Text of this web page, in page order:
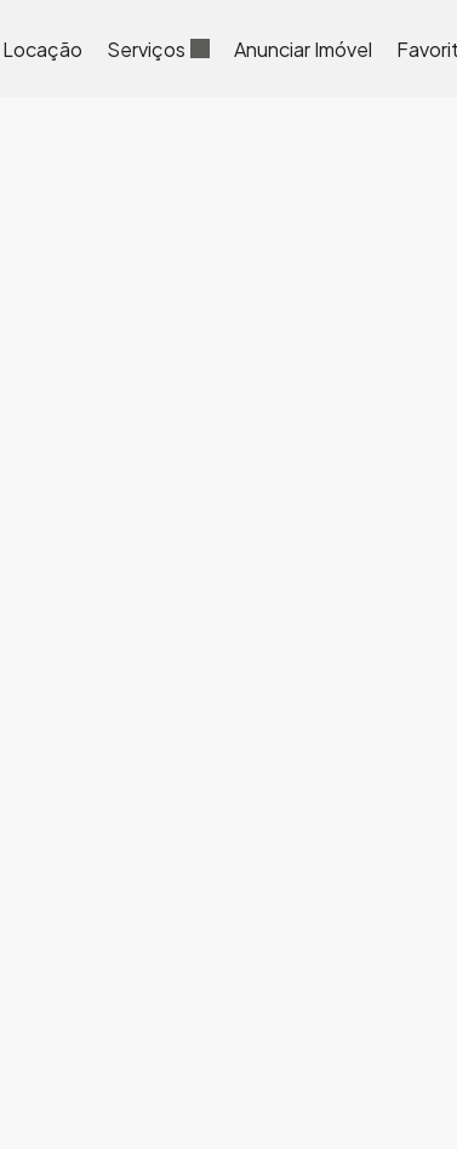
Anunciar Imóvel
Serviços
Locação